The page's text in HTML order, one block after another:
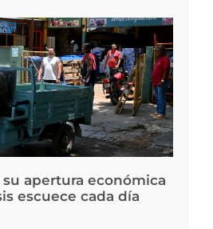
apertura económica
escuece cada día